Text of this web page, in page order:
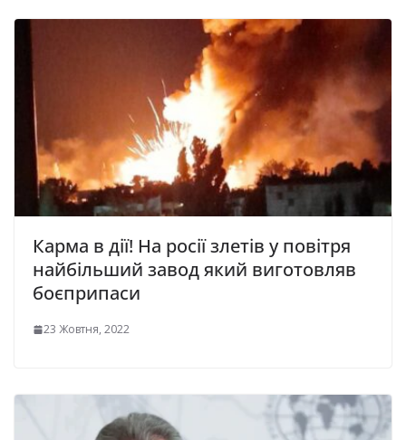
Карма в дії! На росії злетів у повітря
найбільший завод який виготовляв
боєприпаси
23 Жовтня, 2022